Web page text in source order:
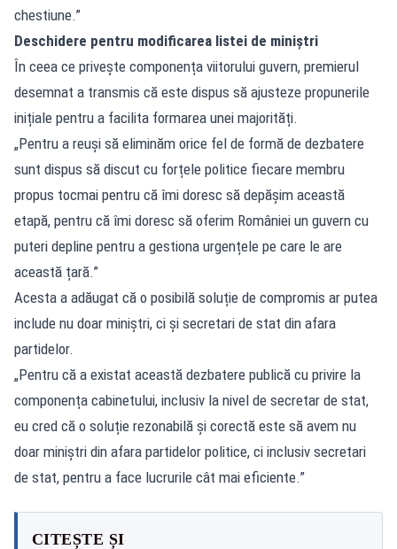
chestiune.”
Deschidere pentru modificarea listei de miniștri
În ceea ce privește componența viitorului guvern, premierul
desemnat a transmis că este dispus să ajusteze propunerile
inițiale pentru a facilita formarea unei majorități.
„Pentru a reuși să eliminăm orice fel de formă de dezbatere
sunt dispus să discut cu forțele politice fiecare membru
propus tocmai pentru că îmi doresc să depășim această
etapă, pentru că îmi doresc să oferim României un guvern cu
puteri depline pentru a gestiona urgențele pe care le are
această țară.”
Acesta a adăugat că o posibilă soluție de compromis ar putea
include nu doar miniștri, ci și secretari de stat din afara
partidelor.
„Pentru că a existat această dezbatere publică cu privire la
componența cabinetului, inclusiv la nivel de secretar de stat,
eu cred că o soluție rezonabilă și corectă este să avem nu
doar miniștri din afara partidelor politice, ci inclusiv secretari
de stat, pentru a face lucrurile cât mai eficiente.”
CITEȘTE ȘI